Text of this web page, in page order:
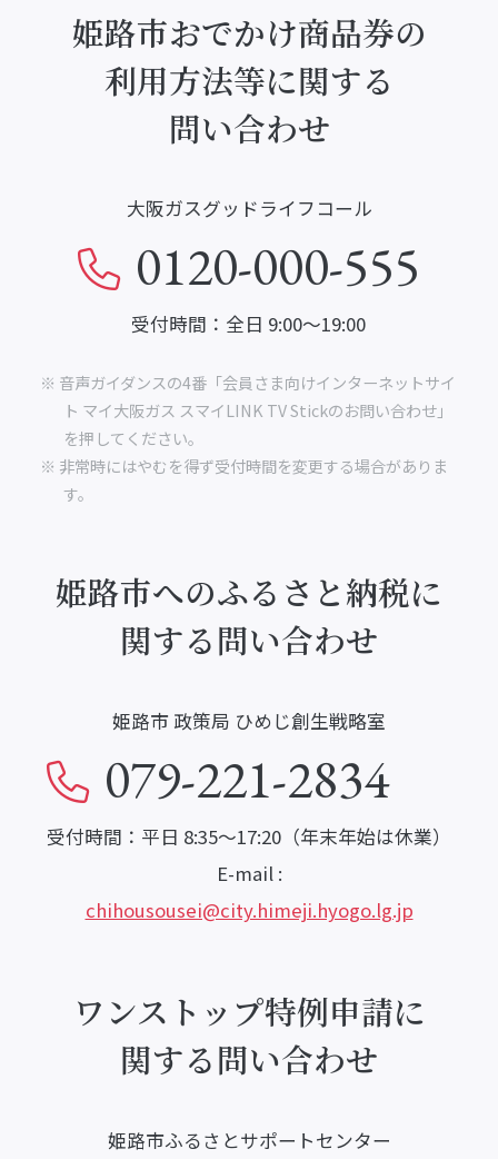
姫路市おでかけ商品券の
利用方法等に関する
問い合わせ
大阪ガスグッドライフコール
0120-000-555
受付時間：全日 9:00～19:00
※ 音声ガイダンスの4番「会員さま向けインターネットサイ
ト マイ大阪ガス スマイLINK TV Stickのお問い合わせ」
を押してください。
※ 非常時にはやむを得ず受付時間を変更する場合がありま
す。
姫路市へのふるさと納税に
関する問い合わせ
姫路市 政策局 ひめじ創生戦略室
079-221-2834
受付時間：平日 8:35～17:20（年末年始は休業）
E-mail :
chihousousei@city.himeji.hyogo.lg.jp
ワンストップ特例申請に
関する問い合わせ
姫路市ふるさとサポートセンター